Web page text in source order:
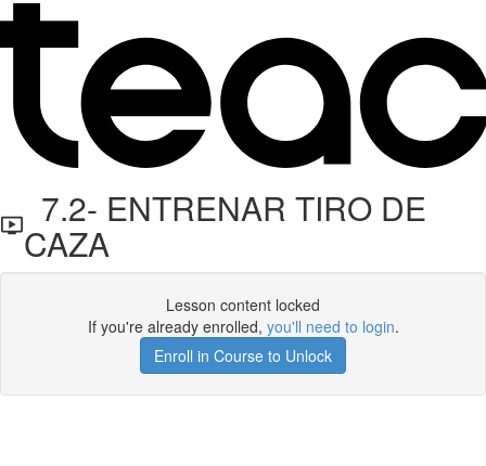
7.2- ENTRENAR TIRO DE
CAZA
Lesson content locked
If you're already enrolled, you'll need to login.
Enroll in Course to Unlock